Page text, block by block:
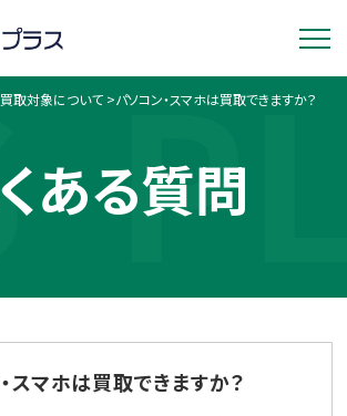
買取対象について >パソコン・スマホは買取できますか？
ある質問
スマホは買取できますか？